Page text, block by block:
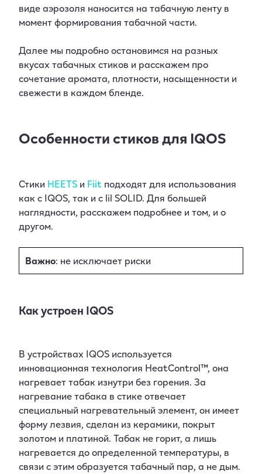
виде аэрозоля наносится на табачную ленту в
момент формирования табачной части.
Далее мы подробно остановимся на разных
вкусах табачных стиков и расскажем про
сочетание аромата, плотности, насыщенности и
свежести в каждом бленде.
Особенности стиков для IQOS
Стики HEETS и Fiit подходят для использования
как с IQOS, так и с lil SOLID. Для большей
наглядности, расскажем подробнее и том, и о
другом.
Важно: не исключает риски
Как устроен IQOS
В устройствах IQOS используется
инновационная технология HeatControl™, она
нагревает табак изнутри без горения. За
нагревание табака в стике отвечает
специальный нагревательный элемент, он имеет
форму лезвия, сделан из керамики, покрыт
золотом и платиной. Табак не горит, а лишь
нагревается до определенной температуры, в
связи с этим образуется табачный пар, а не дым.